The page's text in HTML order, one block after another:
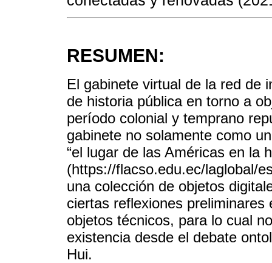
RESUMEN:
El gabinete virtual de la red de
de historia pública en torno a
período colonial y temprano
gabinete no solamente como
“el lugar de las Américas en la
(https://flacso.edu.ec/laglobal/
una colección de objetos
ciertas reflexiones
objetos técnicos, para lo cual
existencia desde el debate
Hui.